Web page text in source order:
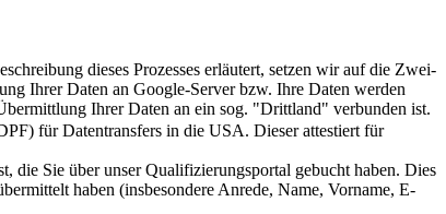
dieses Prozesses erläutert, setzen wir auf die Zwei-
Ihrer Daten an Google-Server bzw. Ihre Daten werden
Ihrer Daten an ein sog. "Drittland" verbunden ist.
für Datentransfers in die USA. Dieser attestiert für
die Sie über unser Qualifizierungsportal gebucht haben. Dies
haben (insbesondere Anrede, Name, Vorname, E-